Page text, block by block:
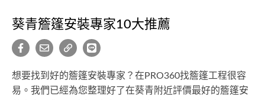
葵青簷篷安裝專家10大推薦
想要找到好的簷篷安裝專家？在PRO360找簷篷工程很容
易。我們已經為您整理好了在葵青附近評價最好的簷篷安